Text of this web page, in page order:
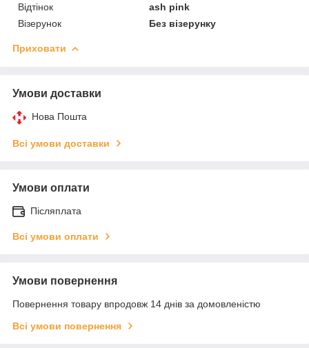
Відтінок
ash pink
Візерунок
Без візерунку
Приховати
Умови доставки
Нова Пошта
Всі умови доставки
Умови оплати
Післяплата
Всі умови оплати
Умови повернення
Повернення товару впродовж 14 днів за домовленістю
Всі умови повернення